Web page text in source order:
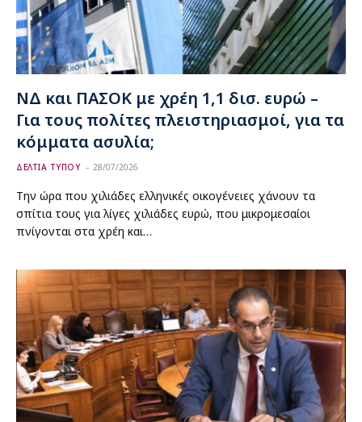
ΝΔ και ΠΑΣΟΚ με χρέη 1,1 δισ. ευρώ –
Για τους πολίτες πλειστηριασμοί, για τα
κόμματα ασυλία;
ΔΕΛΤΙΑ ΤΥΠΟΥ 28/07/2026
Την ώρα που χιλιάδες ελληνικές οικογένειες χάνουν τα
σπίτια τους για λίγες χιλιάδες ευρώ, που μικρομεσαίοι
πνίγονται στα χρέη και…